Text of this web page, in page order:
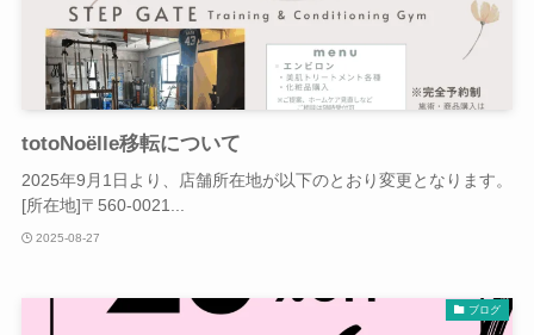
totoNoëlle移転について
2025年9月1日より、店舗所在地が以下のとおり変更となります。
[所在地]〒560-0021...
2025-08-27
ブログ